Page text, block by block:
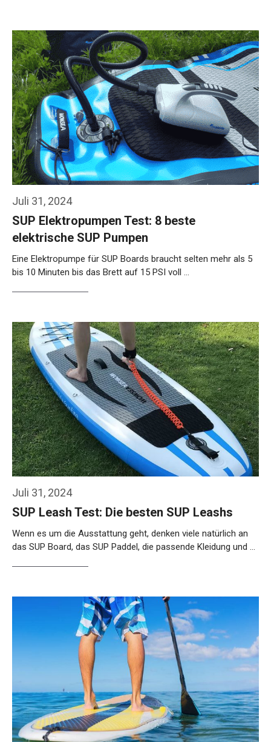
Juli 31, 2024
SUP Elektropumpen Test: 8 beste
elektrische SUP Pumpen
Eine Elektropumpe für SUP Boards braucht selten mehr als 5
bis 10 Minuten bis das Brett auf 15 PSI voll …
Juli 31, 2024
SUP Leash Test: Die besten SUP Leashs
Wenn es um die Ausstattung geht, denken viele natürlich an
das SUP Board, das SUP Paddel, die passende Kleidung und …